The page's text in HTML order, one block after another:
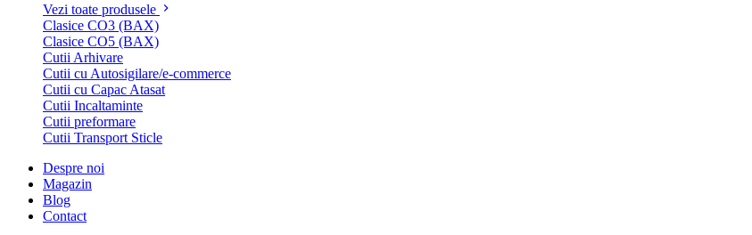
Vezi toate produsele
Clasice CO3 (BAX)
Clasice CO5 (BAX)
Cutii Arhivare
Cutii cu Autosigilare/e-commerce
Cutii cu Capac Atasat
Cutii Incaltaminte
Cutii preformare
Cutii Transport Sticle
Despre noi
Magazin
Blog
Contact